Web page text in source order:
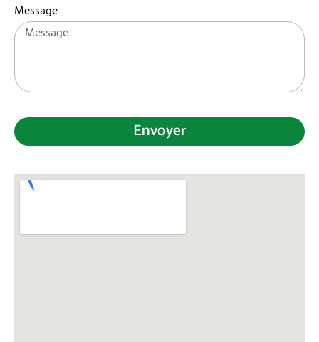
Message
Envoyer